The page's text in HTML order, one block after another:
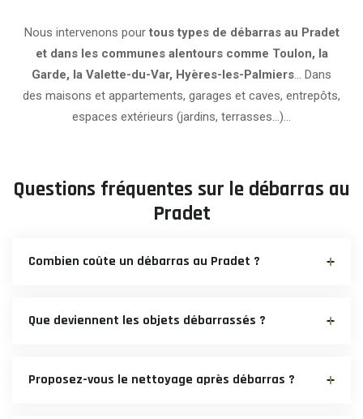
Nous intervenons pour tous types de débarras au Pradet
et dans les communes alentours comme Toulon, la
Garde, la Valette-du-Var, Hyères-les-Palmiers… Dans
des maisons et appartements, garages et caves, entrepôts,
espaces extérieurs (jardins, terrasses…)…
Questions fréquentes sur le débarras au
Pradet
Combien coûte un débarras au Pradet ?
Que deviennent les objets débarrassés ?
Proposez-vous le nettoyage après débarras ?